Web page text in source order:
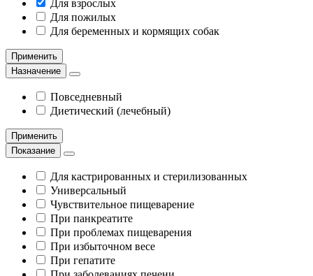
Для взрослых
Для пожилых
Для беременных и кормящих собак
Применить
Назначение
Повседневный
Диетический (лечебный)
Применить
Показание
Для кастрированных и стерилизованных
Универсальный
Чувствительное пищеварение
При панкреатите
При проблемах пищеварения
При избыточном весе
При гепатите